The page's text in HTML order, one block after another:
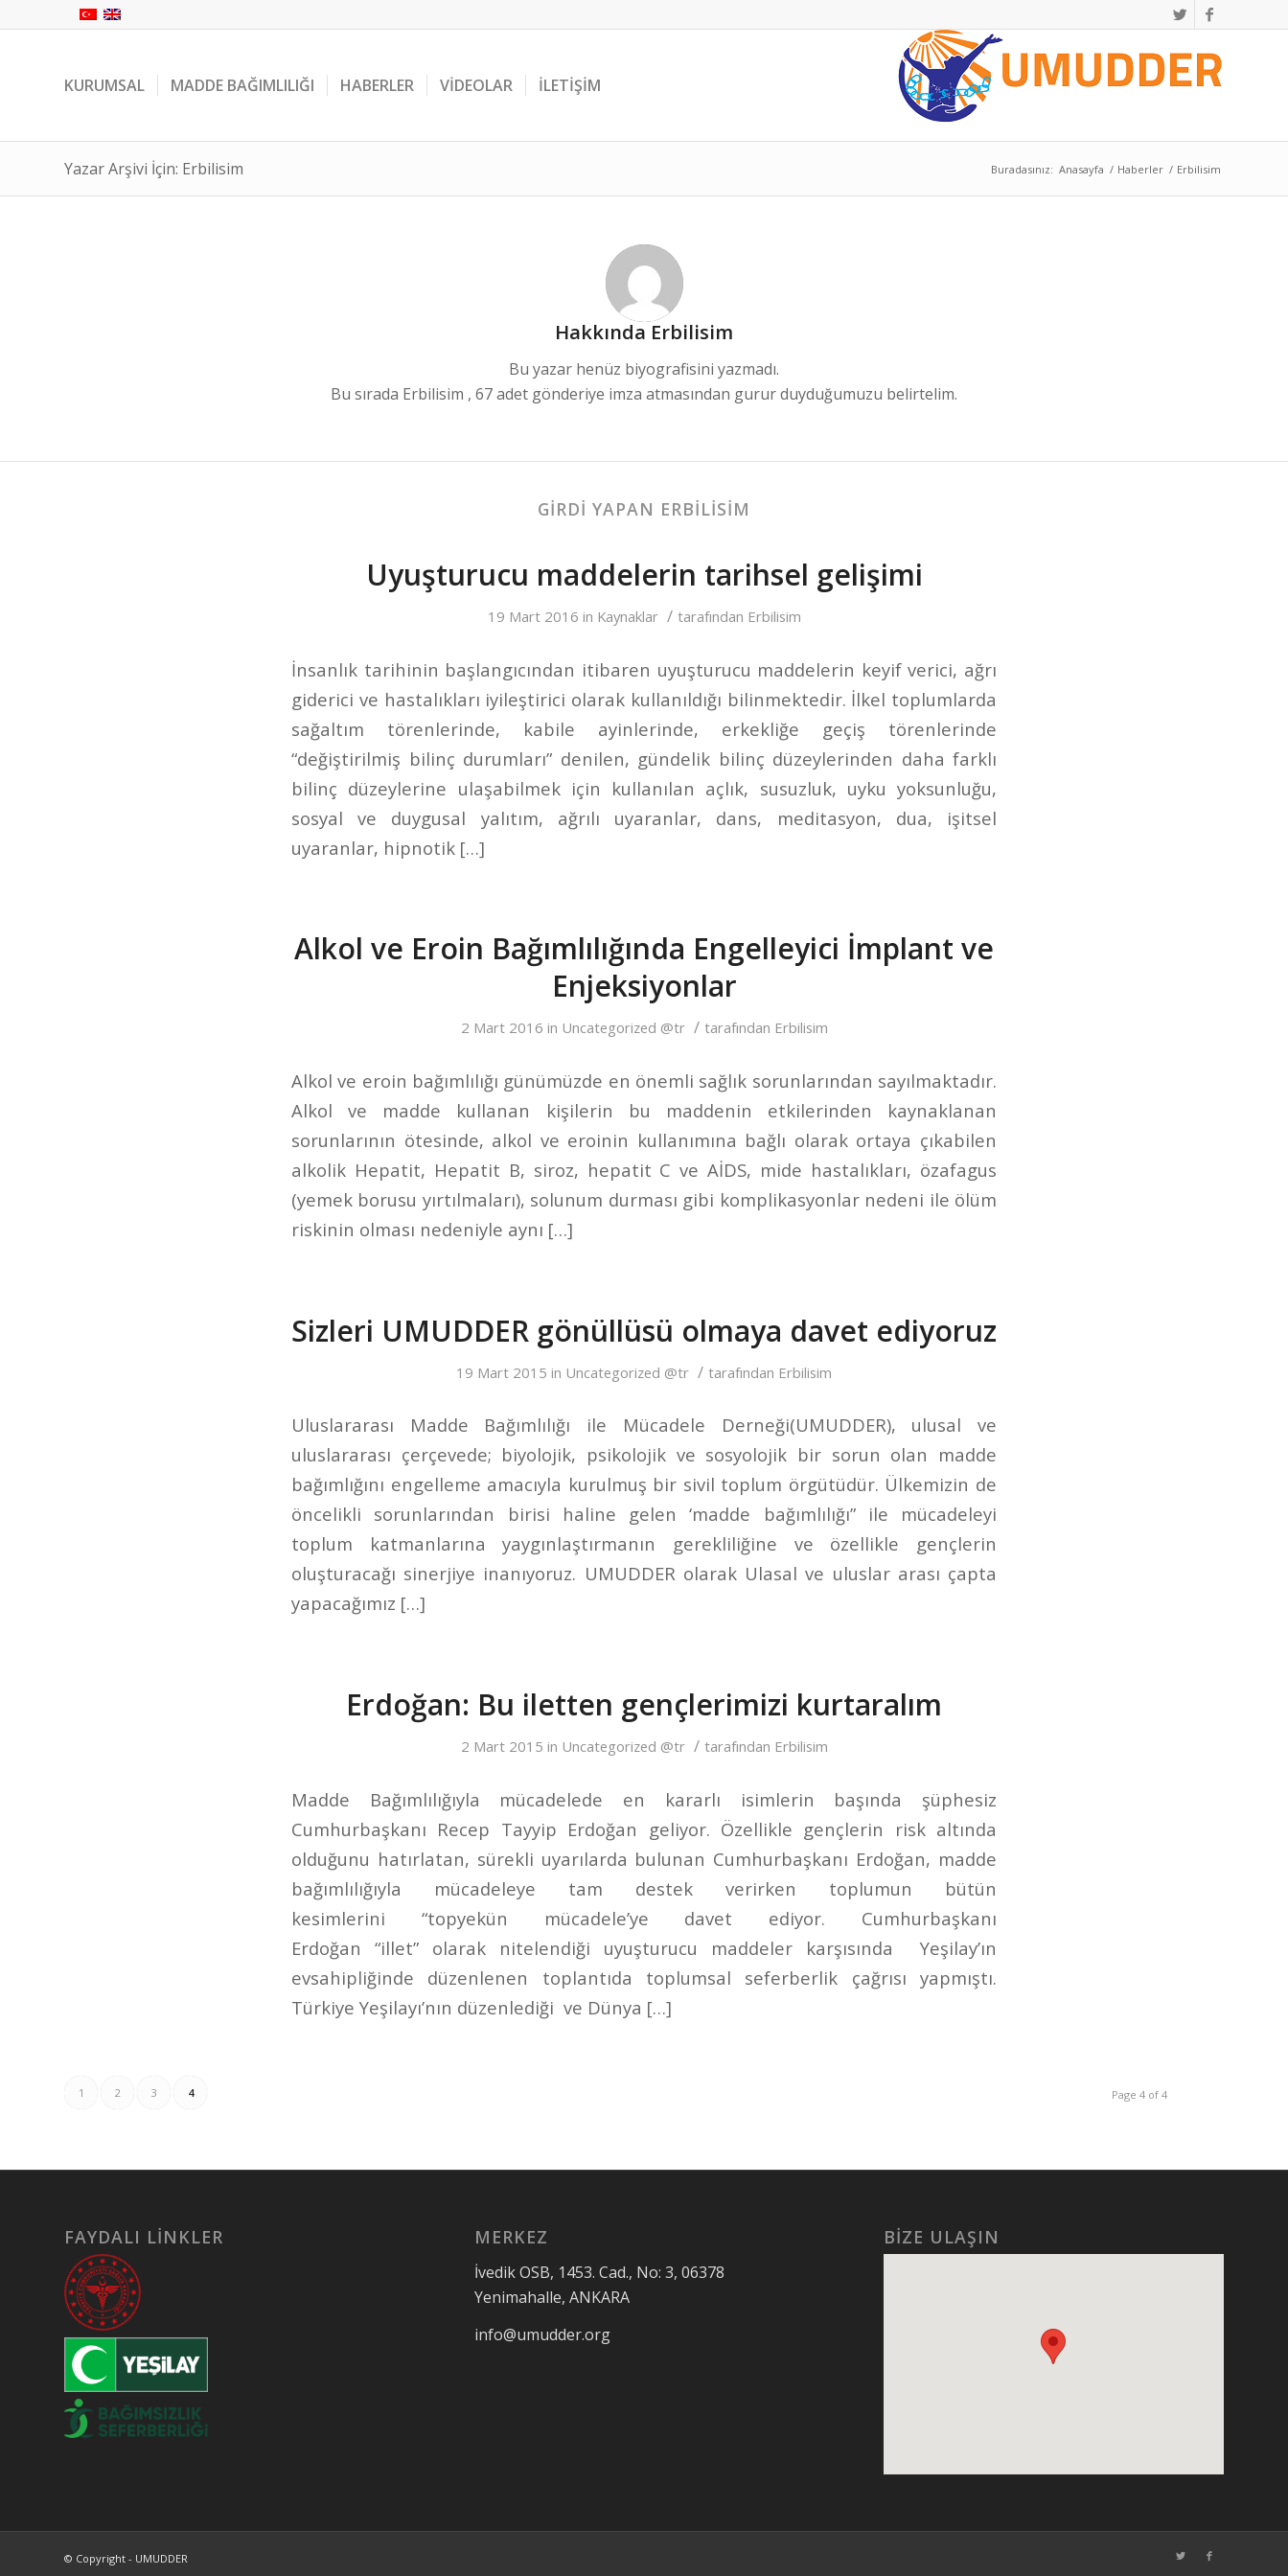
KURUMSAL MADDE BAĞIMLILIĞI HABERLER VIDEOLAR İLETIŞIM
Yazar Arşivi İçin: Erbilisim Buradasınız: Anasayfa / Haberler / Erbilisim
Hakkında Erbilisim
Bu yazar henüz biyografisini yazmadı.
Bu sırada Erbilisim , 67 adet gönderiye imza atmasından gurur duyduğumuzu belirtelim.
GIRDI YAPAN ERBILISIM
Uyuşturucu maddelerin tarihsel gelişimi
19 Mart 2016 in Kaynaklar / tarafından Erbilisim
İnsanlık tarihinin başlangıcından itibaren uyuşturucu maddelerin keyif verici, ağrı
giderici ve hastalıkları iyileştirici olarak kullanıldığı bilinmektedir. İlkel toplumlarda
sağaltım törenlerinde, kabile ayinlerinde, erkekliğe geçiş törenlerinde
“değiştirilmiş bilinç durumları” denilen, gündelik bilinç düzeylerinden daha farklı
bilinç düzeylerine ulaşabilmek için kullanılan açlık, susuzluk, uyku yoksunluğu,
sosyal ve duygusal yalıtım, ağrılı uyaranlar, dans, meditasyon, dua, işitsel
uyaranlar, hipnotik […]
Alkol ve Eroin Bağımlılığında Engelleyici İmplant ve
Enjeksiyonlar
2 Mart 2016 in Uncategorized @tr / tarafından Erbilisim
Alkol ve eroin bağımlılığı günümüzde en önemli sağlık sorunlarından sayılmaktadır.
Alkol ve madde kullanan kişilerin bu maddenin etkilerinden kaynaklanan
sorunlarının ötesinde, alkol ve eroinin kullanımına bağlı olarak ortaya çıkabilen
alkolik Hepatit, Hepatit B, siroz, hepatit C ve AİDS, mide hastalıkları, özafagus
(yemek borusu yırtılmaları), solunum durması gibi komplikasyonlar nedeni ile ölüm
riskinin olması nedeniyle aynı […]
Sizleri UMUDDER gönüllüsü olmaya davet ediyoruz
19 Mart 2015 in Uncategorized @tr / tarafından Erbilisim
Uluslararası Madde Bağımlılığı ile Mücadele Derneği(UMUDDER), ulusal ve
uluslararası çerçevede; biyolojik, psikolojik ve sosyolojik bir sorun olan madde
bağımlığını engelleme amacıyla kurulmuş bir sivil toplum örgütüdür. Ülkemizin de
öncelikli sorunlarından birisi haline gelen ‘madde bağımlılığı” ile mücadeleyi
toplum katmanlarına yaygınlaştırmanın gerekliliğine ve özellikle gençlerin
oluşturacağı sinerjiye inanıyoruz. UMUDDER olarak Ulasal ve uluslar arası çapta
yapacağımız […]
Erdoğan: Bu iletten gençlerimizi kurtaralım
2 Mart 2015 in Uncategorized @tr / tarafından Erbilisim
Madde Bağımlılığıyla mücadelede en kararlı isimlerin başında şüphesiz
Cumhurbaşkanı Recep Tayyip Erdoğan geliyor. Özellikle gençlerin risk altında
olduğunu hatırlatan, sürekli uyarılarda bulunan Cumhurbaşkanı Erdoğan, madde
bağımlılığıyla mücadeleye tam destek verirken toplumun bütün
kesimlerini “topyekün mücadele’ye davet ediyor. Cumhurbaşkanı
Erdoğan “illet” olarak nitelendiği uyuşturucu maddeler karşısında Yeşilay’ın
evsahipliğinde düzenlenen toplantıda toplumsal seferberlik çağrısı yapmıştı.
Türkiye Yeşilayı’nın düzenlediği ve Dünya […]
Page 4 of 4
1 2 3 4
FAYDALI LİNKLER MERKEZ
İvedik OSB, 1453. Cad., No: 3, 06378
Yenimahalle, ANKARA
info@umudder.org
BİZE ULAŞIN
© Copyright - UMUDDER